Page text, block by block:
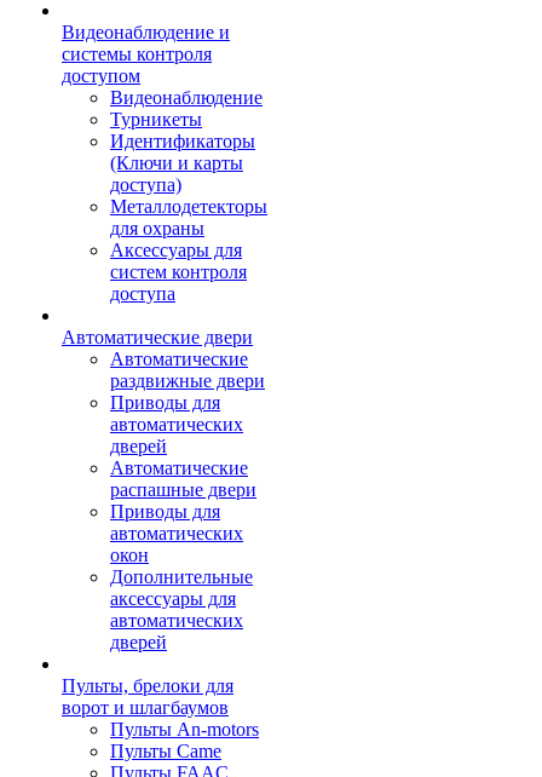
Видеонаблюдение и
системы контроля
доступом
Видеонаблюдение
Турникеты
Идентификаторы
(Ключи и карты
доступа)
Металлодетекторы
для охраны
Аксессуары для
систем контроля
доступа
Автоматические двери
Автоматические
раздвижные двери
Приводы для
автоматических
дверей
Автоматические
распашные двери
Приводы для
автоматических
окон
Дополнительные
аксессуары для
автоматических
дверей
Пульты, брелоки для
ворот и шлагбаумов
Пульты An-motors
Пульты Came
Пульты FAAC